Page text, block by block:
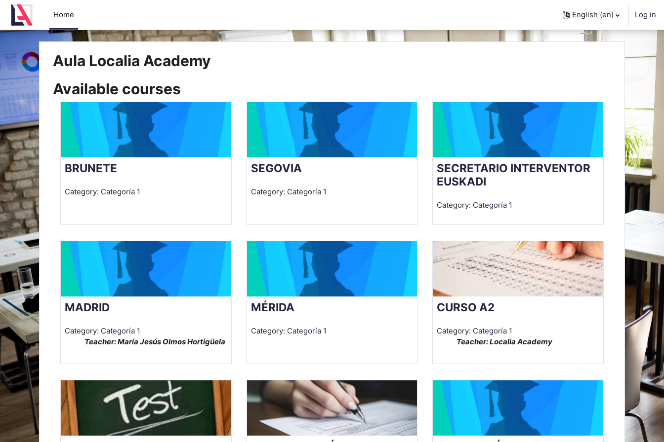
Skip to main content
Home
English ‎(en)‎ Log in
Aula Localia Academy
Available courses
BRUNETE
Category: Categoría 1
SEGOVIA
Category: Categoría 1
SECRETARIO INTERVENTOR
EUSKADI
Category: Categoría 1
MADRID
Category: Categoría 1
Teacher: María Jesús Olmos Hortigüela
MÉRIDA
Category: Categoría 1
CURSO A2
Category: Categoría 1
Teacher: Localia Academy